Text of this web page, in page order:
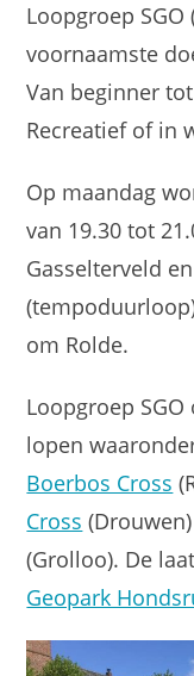
Loopgroep
voornaamste
Van beginner
Recreatief of in
Op maandag
van 19.30 tot
Gasselterveld
om Rolde.
Loopgroep
lopen
Boerbos Cross
Cross
(Grolloo). De
Geopark